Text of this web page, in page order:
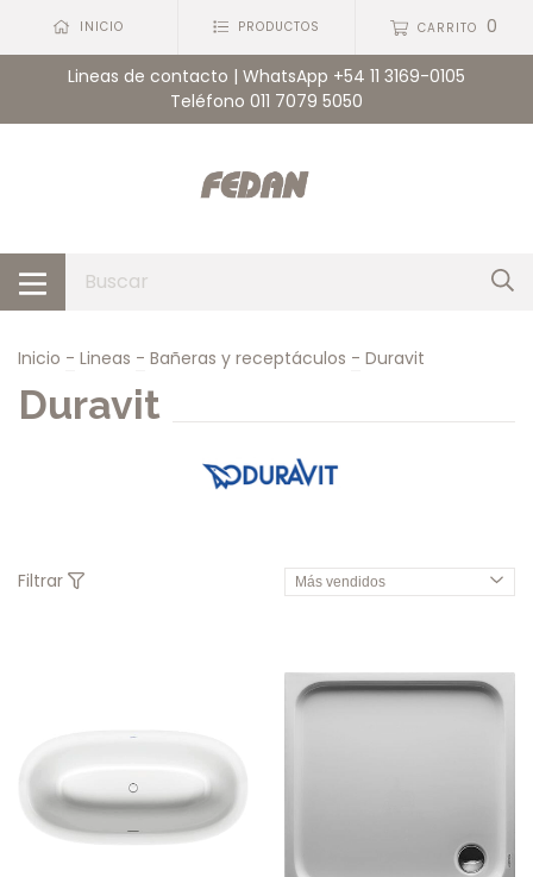
INICIO PRODUCTOS CARRITO 0
Lineas de contacto | WhatsApp +54 11 3169-0105
Teléfono 011 7079 5050
Inicio - Lineas - Bañeras y receptáculos - Duravit
Duravit
Filtrar